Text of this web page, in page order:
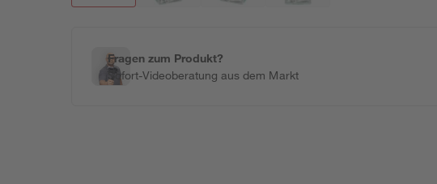
Fragen zum Produkt?
Sofort-Videoberatung aus dem Markt